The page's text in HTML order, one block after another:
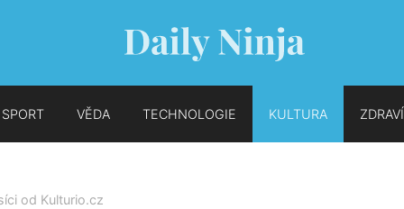
SPORT VĚDA TECHNOLOGIE KULTURA ZDRAVÍ
od Kulturio.cz